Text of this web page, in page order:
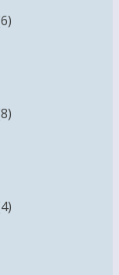
6товаров
8товаров
4товара